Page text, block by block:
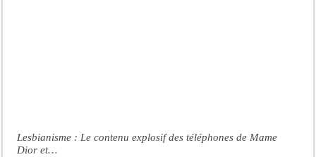
Lesbianisme : Le contenu explosif des téléphones de Mame
Dior et…